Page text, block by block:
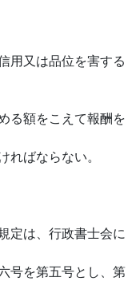
用又は品位を害する
る額をこえて報酬を
ばならない。
定は、行政書士会に
号を第五号とし、第